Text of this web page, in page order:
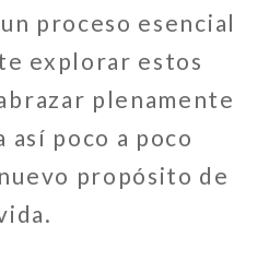
proceso esencial
explorar estos
plenamente
poco a poco
propósito de